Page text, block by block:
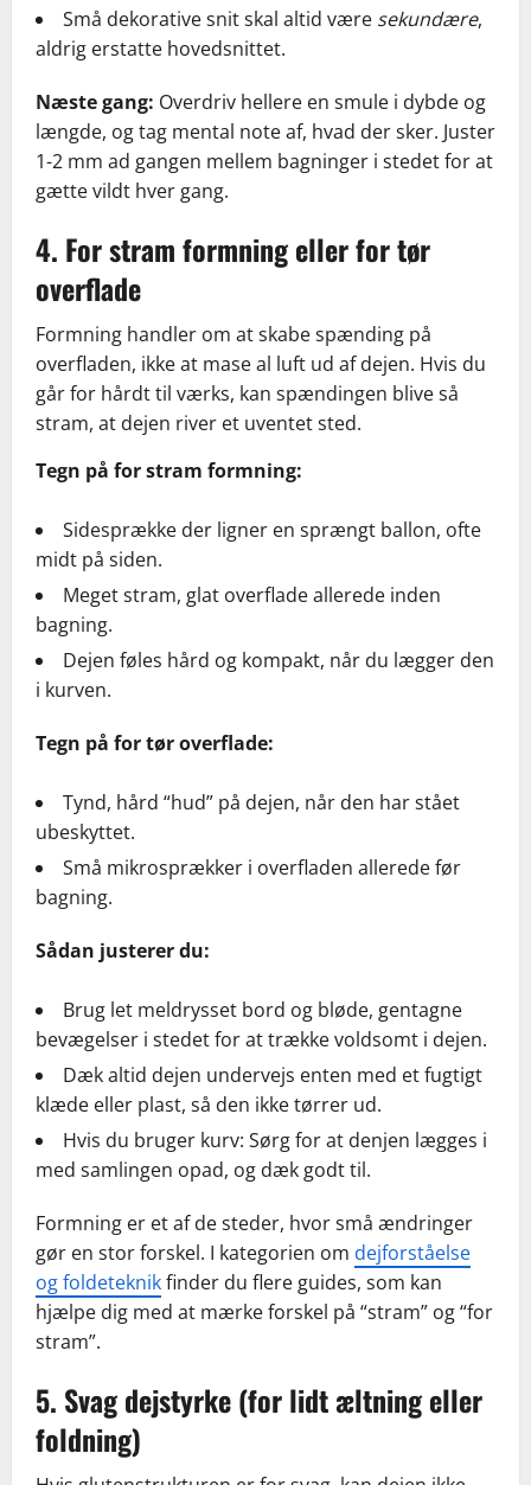
Små dekorative snit skal altid være sekundære,
aldrig erstatte hovedsnittet.
Næste gang: Overdriv hellere en smule i dybde og
længde, og tag mental note af, hvad der sker. Juster
1-2 mm ad gangen mellem bagninger i stedet for at
gætte vildt hver gang.
4. For stram formning eller for tør
overflade
Formning handler om at skabe spænding på
overfladen, ikke at mase al luft ud af dejen. Hvis du
går for hårdt til værks, kan spændingen blive så
stram, at dejen river et uventet sted.
Tegn på for stram formning:
Sidesprække der ligner en sprængt ballon, ofte
midt på siden.
Meget stram, glat overflade allerede inden
bagning.
Dejen føles hård og kompakt, når du lægger den
i kurven.
Tegn på for tør overflade:
Tynd, hård “hud” på dejen, når den har stået
ubeskyttet.
Små mikrosprækker i overfladen allerede før
bagning.
Sådan justerer du:
Brug let meldrysset bord og bløde, gentagne
bevægelser i stedet for at trække voldsomt i dejen.
Dæk altid dejen undervejs enten med et fugtigt
klæde eller plast, så den ikke tørrer ud.
Hvis du bruger kurv: Sørg for at denjen lægges i
med samlingen opad, og dæk godt til.
Formning er et af de steder, hvor små ændringer
gør en stor forskel. I kategorien om dejforståelse
og foldeteknikfinder du flere guides, som kan
hjælpe dig med at mærke forskel på “stram” og “for
stram”.
5. Svag dejstyrke (for lidt æltning eller
foldning)